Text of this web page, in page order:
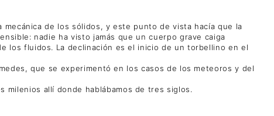
de los sólidos, y este punto de vista hacía que la
nadie ha visto jamás que un cuerpo grave caiga
los fluidos. La declinación es el inicio de un torbellino en el
que se experimentó en los casos de los meteoros y del
milenios allí donde hablábamos de tres siglos.